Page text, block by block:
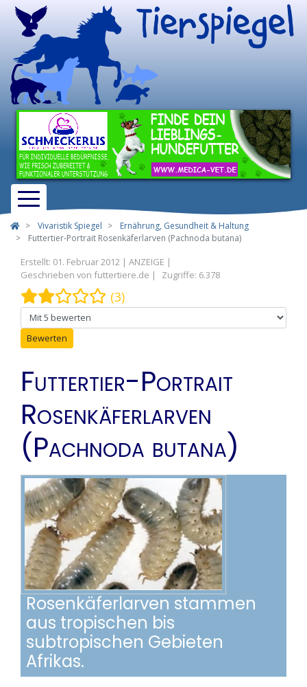
Vivaristik Spiegel
Ernährung, Gesundheit & Haltung
Futtertier-Portrait Rosenkäferlarven (Pachnoda butana)
Erstellt: 01. Februar 2012
Geschrieben von futtertiere.de Zugriffe: 6.378
Bewertung:2/5 (3)
Bitte bewerten
Futtertier-Portrait
Rosenkäferlarven
(Pachnoda butana)
Rosenkäferlarven stammen
aus tropischen bis
subtropischen Gebieten
Afrikas.